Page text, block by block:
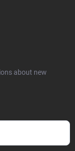
about new